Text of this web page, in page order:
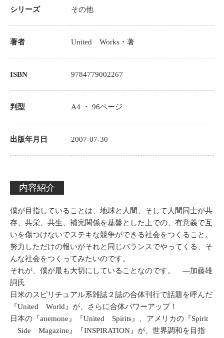
シリーズ その他
著者 United Works ・著
ISBN 9784779002267
判型 A4 ・96ページ
出版年月日 2007-07-30
内容紹介
僕が目指していることは、地球と人間、そして人間同士が共
存、共栄、共生、補完関係を基盤とした上での、有意義で互
いを傷つけないでステキな競争ができる社会をつくること。
努力しただけの報いがそれと同じバランスでやってくる、そ
んな社会をつくってみたいのです。
それが、僕が最も大切にしていることなのです。 ―加藤雄
詞氏
日米のスピリチュアル系雑誌２誌の合体刊行で話題を呼んだ
『United World』が、さらに合体パワーアップ！
日本の『anemone』『United Spirits』、アメリカの『Spirit
Side Magazine』『INSPIRATION』が、世界調和を目指